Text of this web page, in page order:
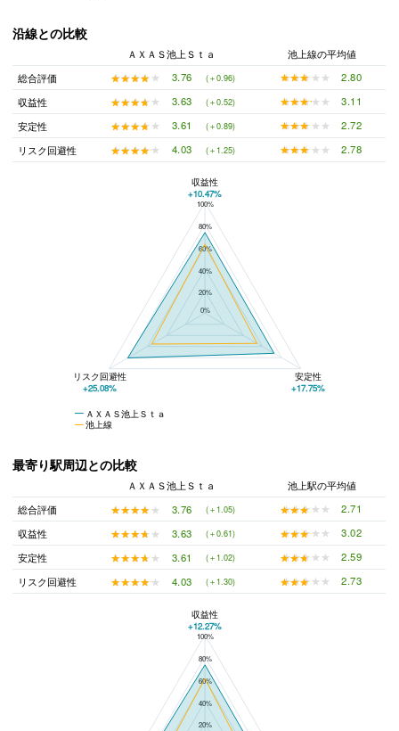
沿線との比較
ＡＸＡＳ池上Ｓｔａ
池上線の平均値
総合評価
★★★★★
★★★★★ 3.76 (＋0.96) ★★★★★
★★★★★
2.80
収益性
★★★★★
★★★★★ 3.63 (＋0.52) ★★★★★
★★★★★
3.11
安定性
★★★★★
★★★★★ 3.61 (＋0.89) ★★★★★
★★★★★
2.72
リスク回避性
★★★★★
★★★★★ 4.03 (＋1.25) ★★★★★
★★★★★ 2.78
ＡＸＡＳ池上Ｓｔａと池上線の平均値の総合評価の比較
100%
80%
60%
40%
20%
0%
ＡＸＡＳ池上Ｓｔａ
池上線
収益性
+10.47%
リスク回避性
+25.08%
安定性
+17.75%
最寄り駅周辺との比較
ＡＸＡＳ池上Ｓｔａ
池上駅の平均値
総合評価
★★★★★
★★★★★ 3.76 (＋1.05) ★★★★★
★★★★★
2.71
収益性
★★★★★
★★★★★ 3.63 (＋0.61) ★★★★★
★★★★★
3.02
安定性
★★★★★
★★★★★ 3.61 (＋1.02) ★★★★★
★★★★★
2.59
リスク回避性
★★★★★
★★★★★ 4.03 (＋1.30) ★★★★★
★★★★★ 2.73
ＡＸＡＳ池上Ｓｔａと池上駅の平均値の総合評価の比較
100%
80%
60%
40%
20%
収益性
+12.27%